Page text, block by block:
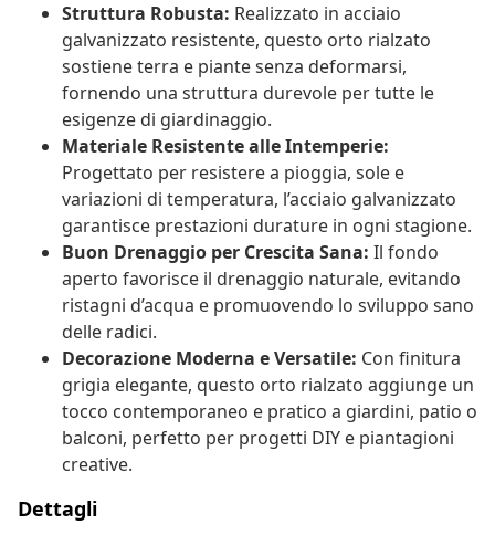
Struttura Robusta: Realizzato in acciaio
galvanizzato resistente, questo orto rialzato
sostiene terra e piante senza deformarsi,
fornendo una struttura durevole per tutte le
esigenze di giardinaggio.
Materiale Resistente alle Intemperie:
Progettato per resistere a pioggia, sole e
variazioni di temperatura, l’acciaio galvanizzato
garantisce prestazioni durature in ogni stagione.
Buon Drenaggio per Crescita Sana: Il fondo
aperto favorisce il drenaggio naturale, evitando
ristagni d’acqua e promuovendo lo sviluppo sano
delle radici.
Decorazione Moderna e Versatile: Con finitura
grigia elegante, questo orto rialzato aggiunge un
tocco contemporaneo e pratico a giardini, patio o
balconi, perfetto per progetti DIY e piantagioni
creative.
Dettagli